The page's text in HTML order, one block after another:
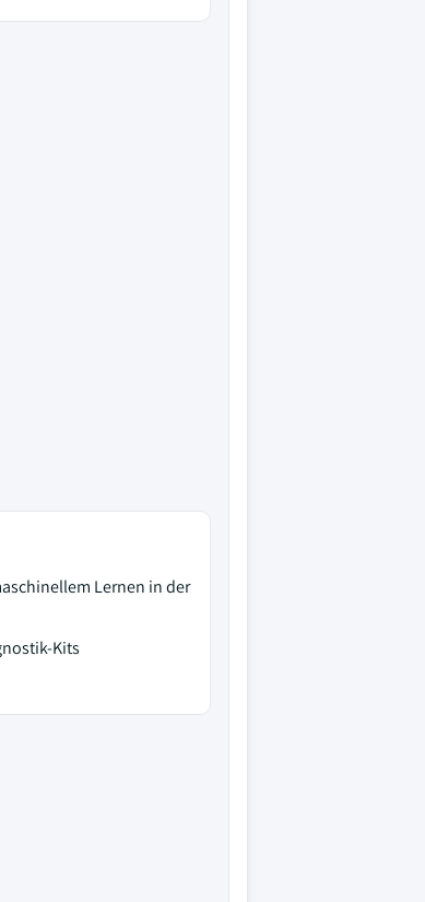
Lernen in der
Kits